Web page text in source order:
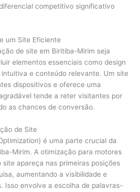
competitivo significativo
um Site Eficiente
de site em Biritiba-Mirim seja
elementos essenciais como design
e conteúdo relevante. Um site
dispositivos e oferece uma
tende a reter visitantes por
as chances de conversão.
de Site
é uma parte crucial da
Mirim. A otimização para motores
apareça nas primeiras posições
aumentando a visibilidade e
Isso envolve a escolha de palavras-